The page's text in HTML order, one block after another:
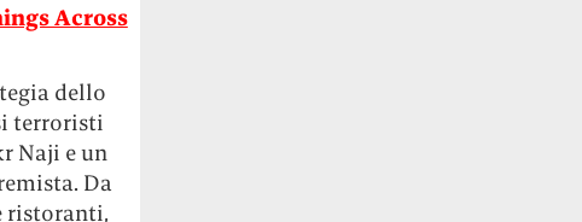
Across
dello
terroristi
Naji e un
Da
ristoranti,